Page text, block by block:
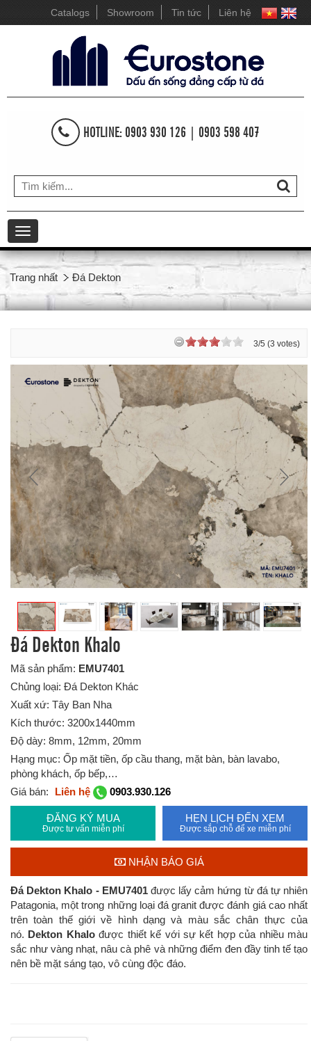
Catalogs Showroom Tin tức Liên hệ
HOTLINE: 0903 930 126 | 0903 598 407
Toggle
navigation
Trang nhất Đá Dekton
3/5 (3 votes)
Đá Dekton Khalo
Mã sản phẩm: EMU7401
Chủng loại: Đá Dekton Khác
Xuất xứ: Tây Ban Nha
Kích thước: 3200x1440mm
Độ dày: 8mm, 12mm, 20mm
Hạng mục: Ốp mặt tiền, ốp cầu thang, mặt bàn, bàn lavabo,
phòng khách, ốp bếp,…
Giá bán:
Liên hệ 0903.930.126
ĐĂNG KÝ MUA
Được tư vấn miễn phí
HẸN LỊCH ĐẾN XEM
Được sắp chỗ để xe miễn phí
NHẬN BÁO GIÁ
Đá Dekton Khalo - EMU7401được lấy cảm hứng từ đá tự nhiên
Patagonia, một trong những loại đá granit được đánh giá cao nhất
trên toàn thế giới về hình dạng và màu sắc chân thực của
nó. Dekton Khalođược thiết kế với sự kết hợp của nhiều màu
sắc như vàng nhạt, nâu cà phê và những điểm đen đầy tinh tế tạo
nên bề mặt sáng tạo, vô cùng độc đáo.